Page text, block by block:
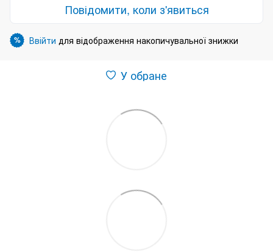
Повідомити, коли з'явиться
% Ввійти для відображення накопичувальної знижки
У обране